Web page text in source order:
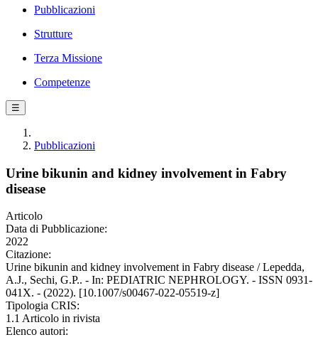
Pubblicazioni
Strutture
Terza Missione
Competenze
☰
Pubblicazioni
Urine bikunin and kidney involvement in Fabry
disease
Articolo
Data di Pubblicazione:
2022
Citazione:
Urine bikunin and kidney involvement in Fabry disease / Lepedda,
A.J., Sechi, G.P.. - In: PEDIATRIC NEPHROLOGY. - ISSN 0931-
041X. - (2022). [10.1007/s00467-022-05519-z]
Tipologia CRIS:
1.1 Articolo in rivista
Elenco autori: